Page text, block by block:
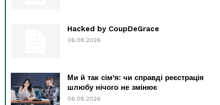
Hacked by CoupDeGrace
06.08.2026
Ми й так сім’я: чи справді реєстрація
шлюбу нічого не змінює
06.08.2026